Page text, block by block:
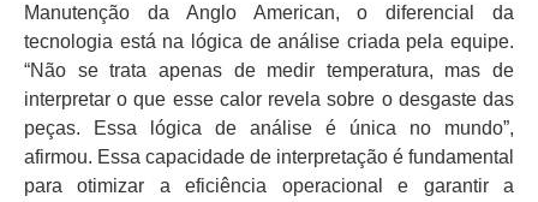
Manutenção da Anglo American, o diferencial da
tecnologia está na lógica de análise criada pela equipe.
“Não se trata apenas de medir temperatura, mas de
interpretar o que esse calor revela sobre o desgaste das
peças. Essa lógica de análise é única no mundo”,
afirmou. Essa capacidade de interpretação é fundamental
para otimizar a eficiência operacional e garantir a